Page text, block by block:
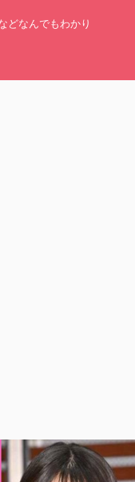
どなんでもわかり